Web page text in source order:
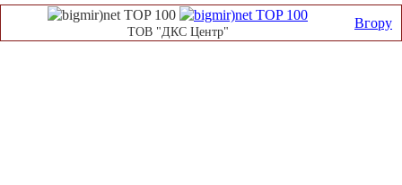
Вгору
ТОВ "ДКС Центр"